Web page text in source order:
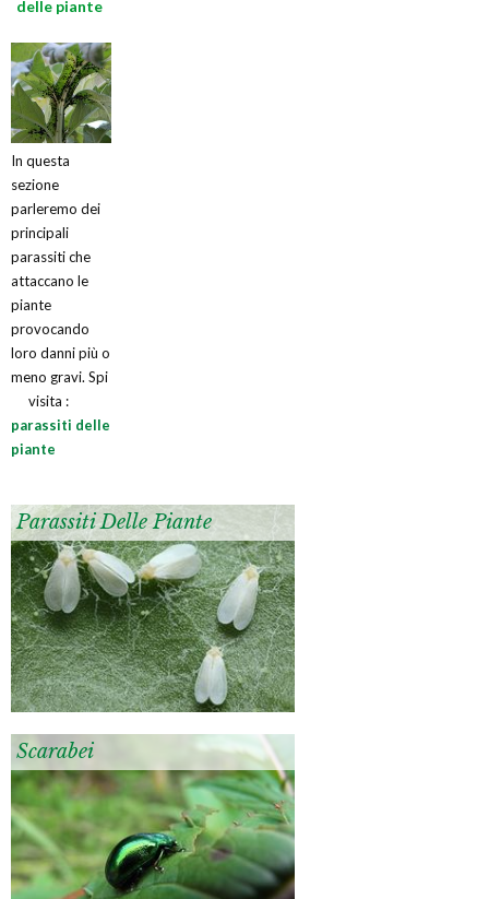
delle piante
In questa
sezione
parleremo dei
principali
parassiti che
attaccano le
piante
provocando
loro danni più o
meno gravi. Spi
visita :
parassiti delle
piante
Parassiti Delle Piante
Scarabei